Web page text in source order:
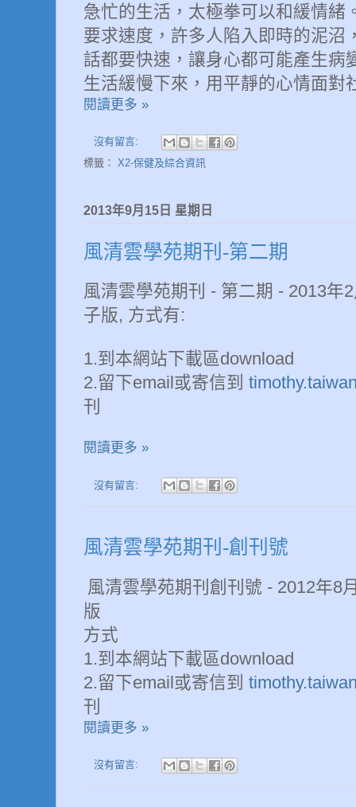
急忙的生活，太極拳可以和緩情緒
要求速度，許多人陷入即時的泥沼
話都要快速，讓身心都可能產生病
生活緩慢下來，用平靜的心情面對
閱讀更多 »
沒有留言:
標籤： X2-保健及綜合資訊
2013年9月15日 星期日
風清雲學苑期刊-第二期
風清雲學苑期刊 - 第二期 - 2013年
子版, 方式有:
1.到本網站下載區download
2.留下email或寄信到
刊
閱讀更多 »
沒有留言:
風清雲學苑期刊-創刊號
風清雲學苑期刊創刊號 - 2012年8
版
方式
1.到本網站下載區download
2.留下email或寄信到
刊
閱讀更多 »
沒有留言: